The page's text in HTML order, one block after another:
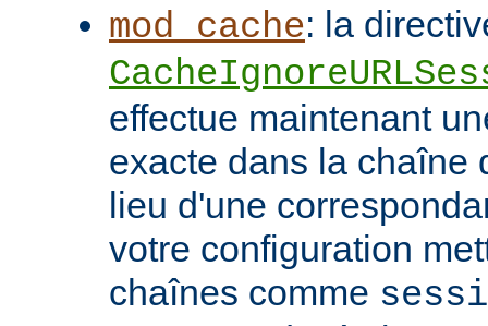
mod_cache: la
effectue maintenant
exacte dans la chaîne
lieu d'une
votre configuration
chaînes comme